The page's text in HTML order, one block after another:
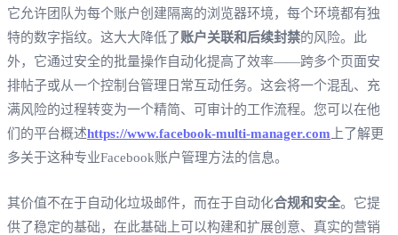
它允许团队为每个账户创建隔离的浏览器环境，每个环境都有独
特的数字指纹。这大大降低了账户关联和后续封禁的风险。此
外，它通过安全的批量操作自动化提高了效率——跨多个页面安
排帖子或从一个控制台管理日常互动任务。这会将一个混乱、充
满风险的过程转变为一个精简、可审计的工作流程。您可以在他
们的平台概述https://www.facebook-multi-manager.com 上了解更
多关于这种专业Facebook账户管理方法的信息。
其价值不在于自动化垃圾邮件，而在于自动化合规和安全。它提
供了稳定的基础，在此基础上可以构建和扩展创意、真实的营销